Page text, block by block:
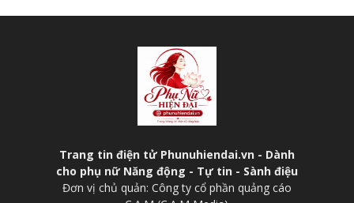
Trang tin điện tử Phunuhiendai.vn - Dành
cho phụ nữ Năng động - Tự tin - Sành điệu
Đơn vị chủ quản: Công ty cổ phần quảng cáo